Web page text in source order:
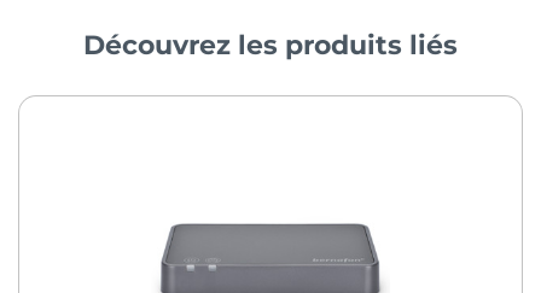
Découvrez les produits liés